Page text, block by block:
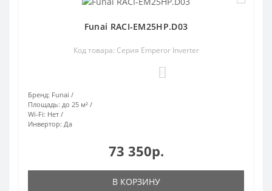
Funai RACI-EM25HP.D03
Код товара: Серия Emperor Inverter
Бренд: Funai
Площадь: до 25 м²
Wi-Fi: Нет
Инвертор: Да
73 350р.
В КОРЗИНУ